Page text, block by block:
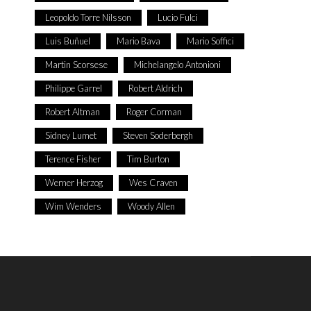
Leopoldo Torre Nilsson Lucio Fulci
Luis Buñuel Mario Bava Mario Soffici
Martin Scorsese Michelangelo Antonioni
Philippe Garrel Robert Aldrich
Robert Altman Roger Corman
Sidney Lumet Steven Soderbergh
Terence Fisher Tim Burton
Werner Herzog Wes Craven
Wim Wenders Woody Allen